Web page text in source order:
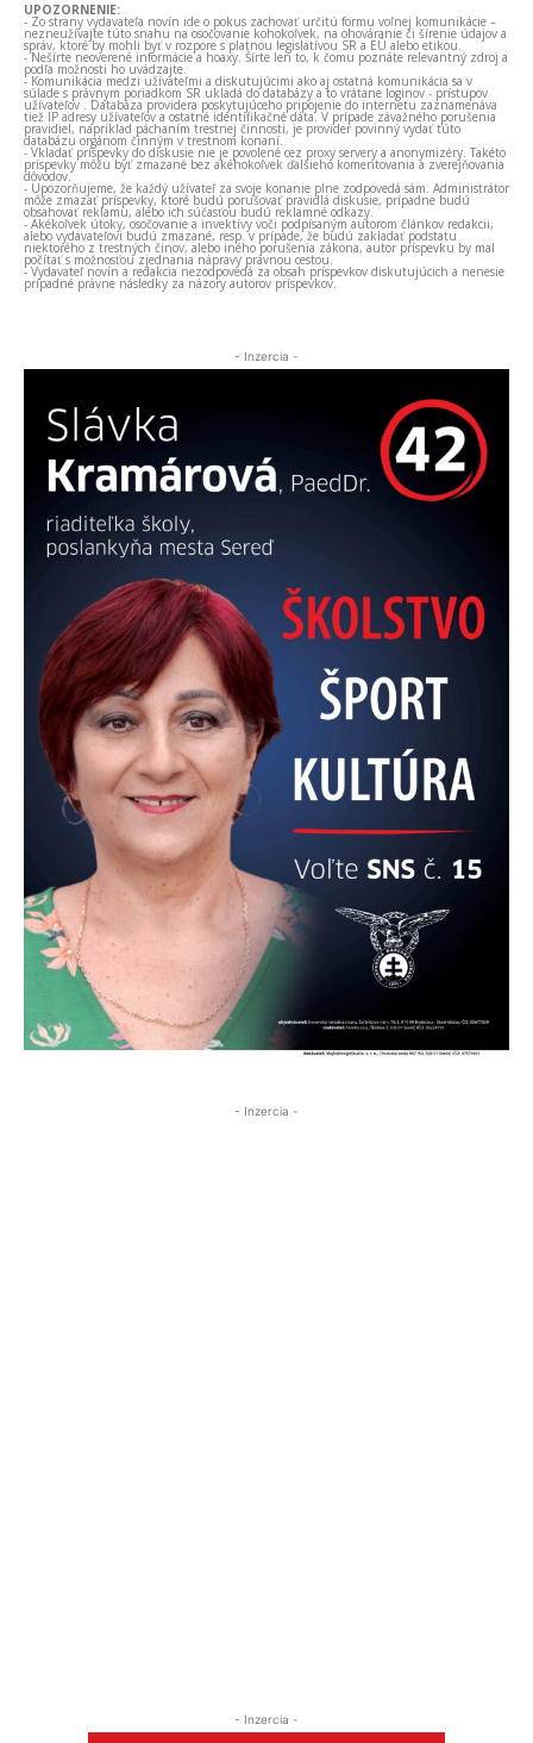
UPOZORNENIE:
- Zo strany vydavateľa novín ide o pokus zachovať určitú formu voľnej komunikácie –
nezneužívajte túto snahu na osočovanie kohokoľvek, na ohováranie či šírenie údajov a
správ, ktoré by mohli byť v rozpore s platnou legislatívou SR a EÚ alebo etikou.
- Nešírte neoverené informácie a hoaxy. Šírte len to, k čomu poznáte relevantný zdroj a
podľa možnosti ho uvádzajte.
- Komunikácia medzi užívateľmi a diskutujúcimi ako aj ostatná komunikácia sa v
súlade s právnym poriadkom SR ukladá do databázy a to vrátane loginov - prístupov
užívateľov . Databáza providera poskytujúceho pripojenie do internetu zaznamenáva
tiež IP adresy užívateľov a ostatné identifikačné dáta. V prípade závažného porušenia
pravidiel, napríklad páchaním trestnej činnosti, je provider povinný vydať túto
databázu orgánom činným v trestnom konaní.
- Vkladať príspevky do diskusie nie je povolené cez proxy servery a anonymizéry. Takéto
príspevky môžu byť zmazané bez akéhokoľvek ďalšieho komentovania a zverejňovania
dôvodov.
- Upozorňujeme, že každý užívateľ za svoje konanie plne zodpovedá sám. Administrátor
môže zmazať príspevky, ktoré budú porušovať pravidlá diskusie, prípadne budú
obsahovať reklamu, alebo ich súčasťou budú reklamné odkazy.
- Akékoľvek útoky, osočovanie a invektívy voči podpísaným autorom článkov redakcii,
alebo vydavateľovi budú zmazané, resp. v prípade, že budú zakladať podstatu
niektorého z trestných činov, alebo iného porušenia zákona, autor príspevku by mal
počítať s možnosťou zjednania nápravy právnou cestou.
- Vydavateľ novín a redakcia nezodpovedá za obsah príspevkov diskutujúcich a nenesie
prípadné právne následky za názory autorov príspevkov.
- Inzercia -
- Inzercia -
- Inzercia -